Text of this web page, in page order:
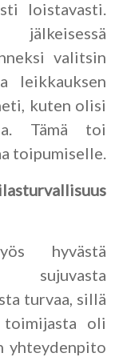
loistavasti.
valitsin
leikkauksen
kuten olisi
Tämä toi
toipumiselle.
hyvästä
turvaa, sillä
toimijasta oli
yhteydenpito